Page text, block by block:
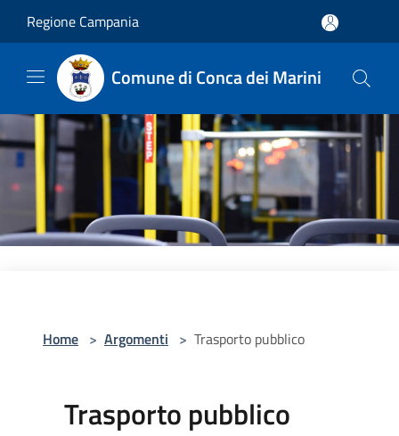
Regione Campania
Comune di Conca dei Marini
Home > Argomenti > Trasporto pubblico
Trasporto pubblico